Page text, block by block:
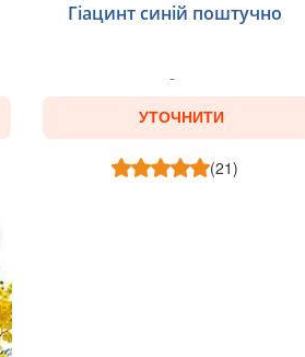
Гіацинт синій поштучно
УТОЧНИТИ
(21)